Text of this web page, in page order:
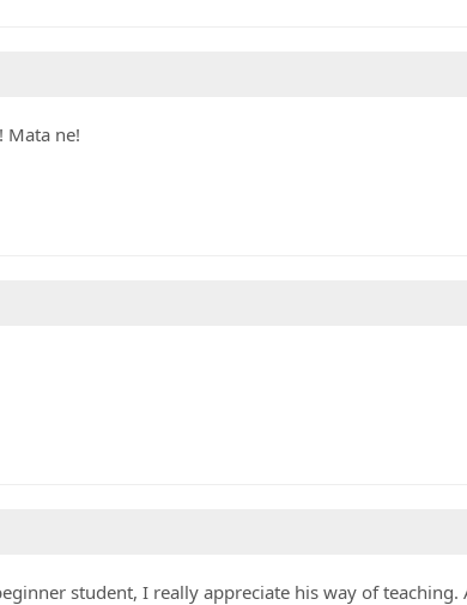
Mata ne!
student, I really appreciate his way of